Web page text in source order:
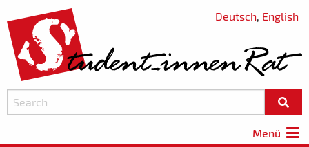
Deutsch, English
Menü